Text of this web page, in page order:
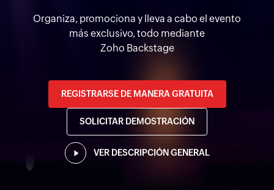
Organiza, promociona y lleva a cabo el evento
más exclusivo, todo mediante
Zoho Backstage
REGISTRARSE DE MANERA GRATUITA
SOLICITAR DEMOSTRACIÓN
VER DESCRIPCIÓN GENERAL